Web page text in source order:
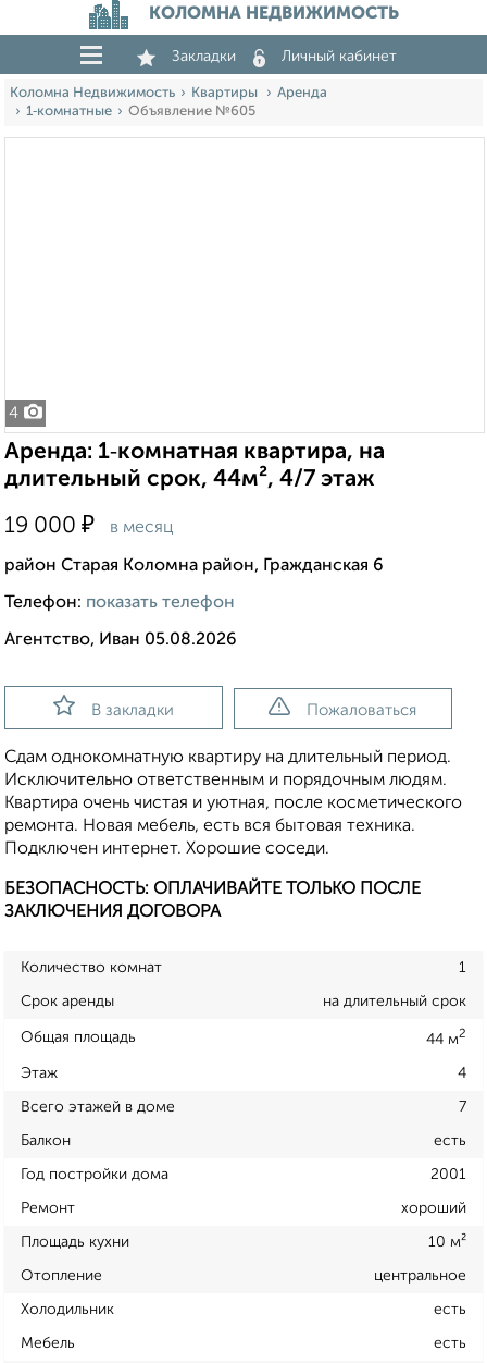
КОЛОМНА НЕДВИЖИМОСТЬ
Закладки Личный кабинет
Коломна Недвижимость Квартиры
Аренда
1‑комнатные
Объявление №605
4
Аренда: 1‑комнатная квартира, на
длительный срок, 44м², 4/7 этаж
19 000 ₽ в месяц
район Старая Коломна район, Гражданская 6
Телефон: показать телефон
Агентство, Иван 05.08.2026
В закладки Пожаловаться
Сдам однокомнатную квартиру на длительный период.
Исключительно ответственным и порядочным людям.
Квартира очень чистая и уютная, после косметического
ремонта. Новая мебель, есть вся бытовая техника.
Подключен интернет. Хорошие соседи.
БЕЗОПАСНОСТЬ: ОПЛАЧИВАЙТЕ ТОЛЬКО ПОСЛЕ
ЗАКЛЮЧЕНИЯ ДОГОВОРА
Количество комнат 1
Срок аренды на длительный срок
Общая площадь 44 м2
Этаж 4
Всего этажей в доме 7
Балкон есть
Год постройки дома 2001
Ремонт хороший
Площадь кухни 10 м²
Отопление центральное
Холодильник есть
Мебель есть